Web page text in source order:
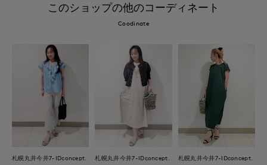
このショップの他のコーディネート
Coodinate
札幌丸井今井7-IDconcept. 札幌丸井今井7-IDconcept. 札幌丸井今井7-IDconcept.